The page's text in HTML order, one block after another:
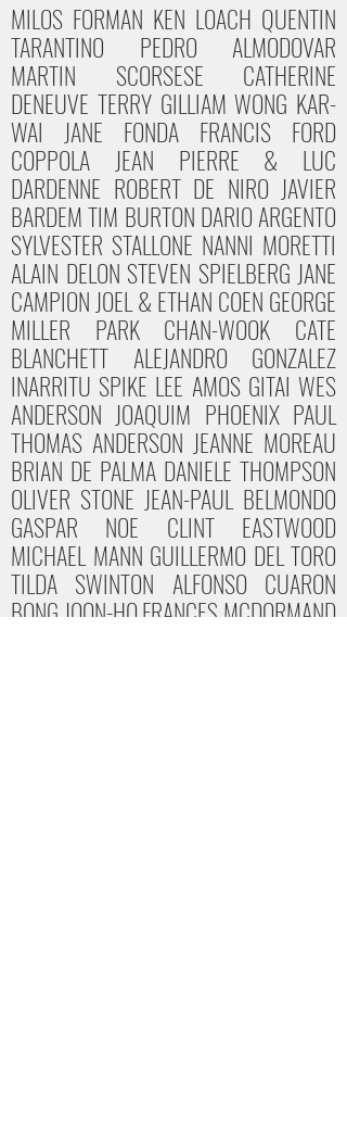
MILOS FORMAN KEN LOACH QUENTIN
TARANTINO PEDRO ALMODOVAR
MARTIN SCORSESE CATHERINE
DENEUVE TERRY GILLIAM WONG KAR-
WAI JANE FONDA FRANCIS FORD
COPPOLA JEAN PIERRE & LUC
DARDENNE ROBERT DE NIRO JAVIER
BARDEM TIM BURTON DARIO ARGENTO
SYLVESTER STALLONE NANNI MORETTI
ALAIN DELON STEVEN SPIELBERG JANE
CAMPION JOEL & ETHAN COEN GEORGE
MILLER PARK CHAN-WOOK CATE
BLANCHETT ALEJANDRO GONZALEZ
INARRITU SPIKE LEE AMOS GITAI WES
ANDERSON JOAQUIM PHOENIX PAUL
THOMAS ANDERSON JEANNE MOREAU
BRIAN DE PALMA DANIELE THOMPSON
OLIVER STONE JEAN-PAUL BELMONDO
GASPAR NOE CLINT EASTWOOD
MICHAEL MANN GUILLERMO DEL TORO
TILDA SWINTON ALFONSO CUARON
BONG JOON-HO FRANCES MCDORMAND